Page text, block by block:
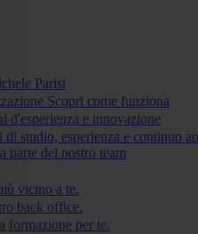
Parisi
Scopri come funziona
d'esperienza e innovazione
di studio, esperienza e continuo
parte del nostro team
vicino a te.
back office.
formazione per te.